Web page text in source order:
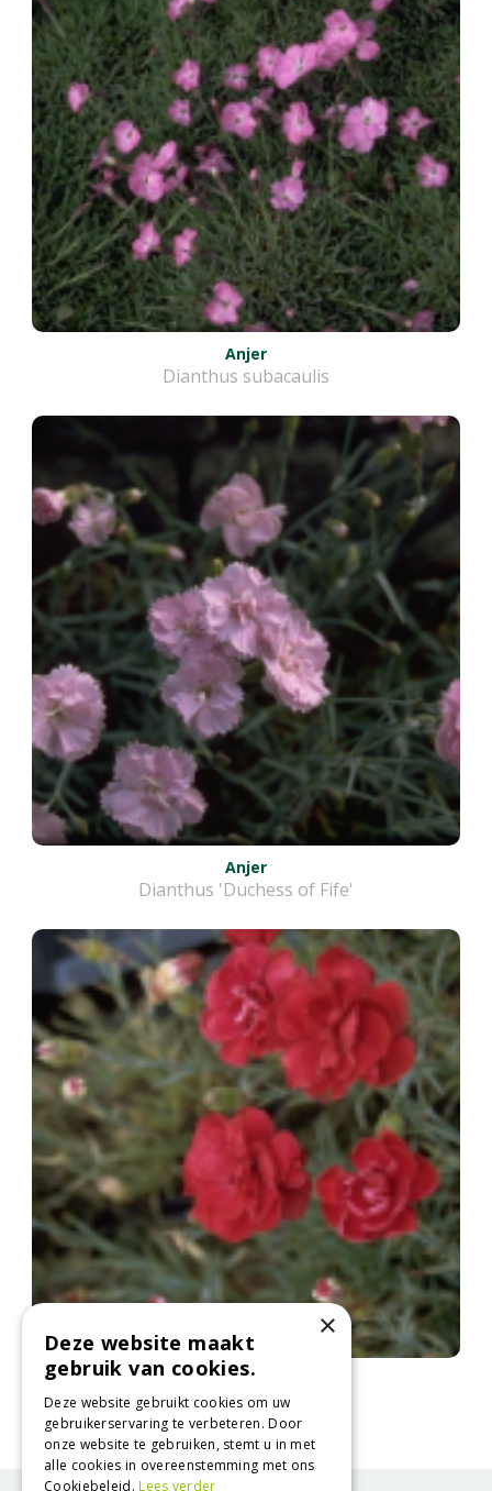
Anjer
Dianthus subacaulis
Anjer
Dianthus 'Duchess of Fife'
Anjer
Dianthus 'Desmond'
×
Deze website maakt
gebruik van cookies.
Deze website gebruikt cookies om uw
gebruikerservaring te verbeteren. Door
onze website te gebruiken, stemt u in met
alle cookies in overeenstemming met ons
Cookiebeleid.Lees verder